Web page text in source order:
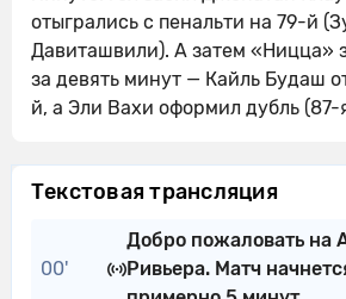
отыгрались с пенальти на 79-й
Давиташвили). А затем «Ницца»
за девять минут — Кайль Будаш
й, а Эли Вахи оформил дубль (87-
Текстовая трансляция
00'
Добро пожаловать на
Ривьера. Матч